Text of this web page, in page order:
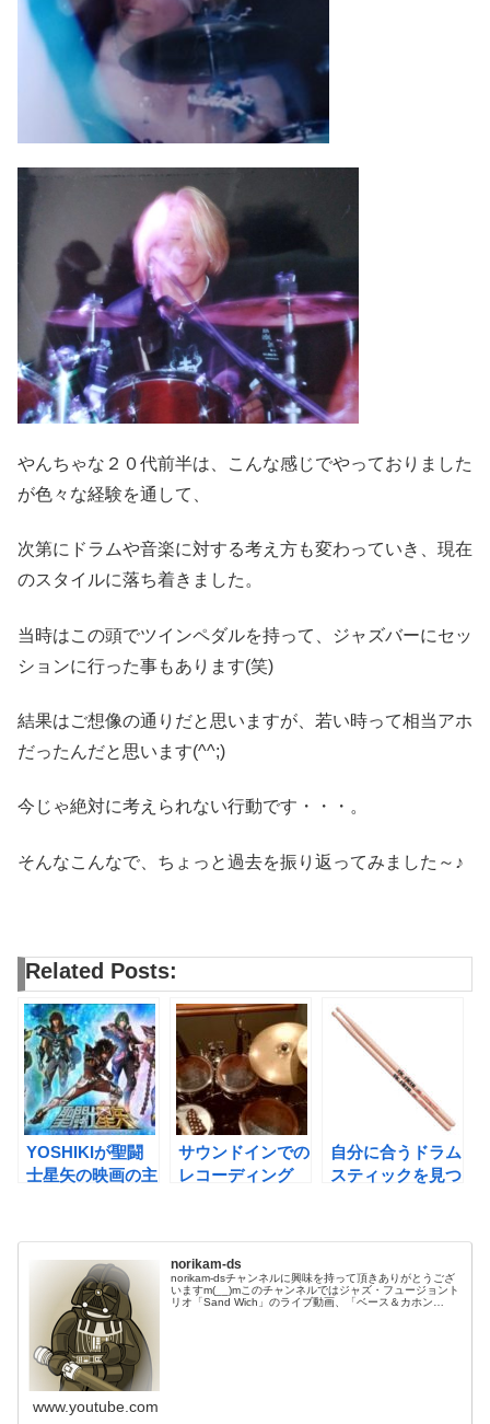
やんちゃな２０代前半は、こんな感じでやっておりました
が色々な経験を通して、
次第にドラムや音楽に対する考え方も変わっていき、現在
のスタイルに落ち着きました。
当時はこの頭でツインペダルを持って、ジャズバーにセッ
ションに行った事もあります(笑)
結果はご想像の通りだと思いますが、若い時って相当アホ
だったんだと思います(^^;)
今じゃ絶対に考えられない行動です・・・。
そんなこんなで、ちょっと過去を振り返ってみました～♪
Related Posts:
YOSHIKIが聖闘
士星矢の映画の主
サウンドインでの
レコーディング
自分に合うドラム
スティックを見つ
norikam-ds
norikam-dsチャンネルに興味を持って頂きありがとうござ
いますm(__)mこのチャンネルではジャズ・フュージョント
リオ「Sand Wich」のライブ動画、「ベース＆カホン
www.youtube.com